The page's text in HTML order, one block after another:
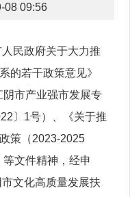
08 09:56
民政府关于大力推
的若干政策意见》
阴市产业强市发展专
〕1号）、《关于推
策（2023-2025
文件精神，经申
文化高质量发展扶